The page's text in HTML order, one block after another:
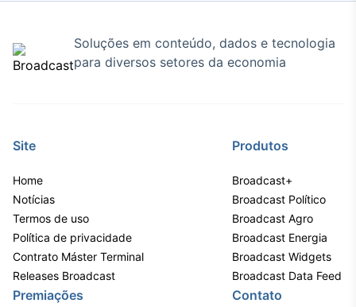
Soluções em conteúdo, dados e tecnologia
para diversos setores da economia
Site
Home
Notícias
Termos de uso
Política de privacidade
Contrato Máster Terminal
Releases Broadcast
Produtos
Broadcast+
Broadcast Político
Broadcast Agro
Broadcast Energia
Broadcast Widgets
Broadcast Data Feed
Premiações Contato